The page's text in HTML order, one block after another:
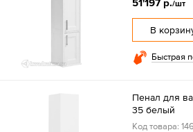
/шт
В
Быстрая
Пенал для
35 белый
Код товара: